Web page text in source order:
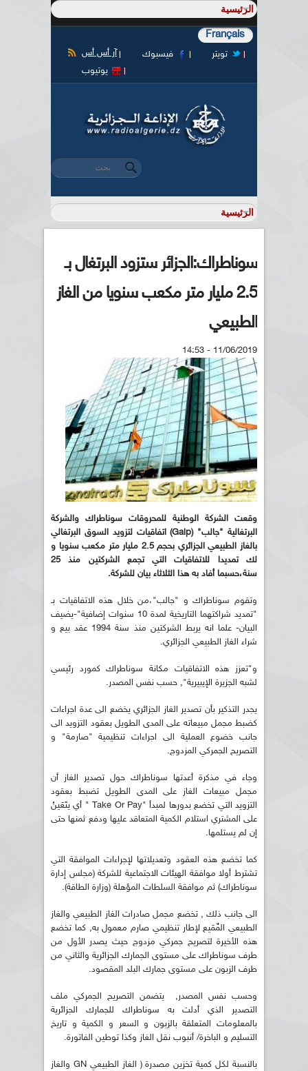
Français
آر أس أس فيسبوك
تويتر
يوتيوب
استمارة البحث
‏بحث ‏
سوناطراك:الجزائر ستزود البرتغال بـ
2.5 مليار متر مكعب سنويا من الغاز
الطبيعي
11/06/2019 - 14:53
وقعت الشركة الوطنية للمحروقات سوناطراك والشركة
البرتغالية "جالب" (Galp) اتفاقيات لتزويد السوق البرتغالي
بالغاز الطبيعي الجزائري بحجم 2.5 مليار متر مكعب سنويا و
لك تمديدا للاتفاقيات التي تجمع الشركتين منذ 25
سنة،حسبما أفاد به هذا الثلاثاء بيان للشركة.
وتقوم سوناطراك و "جالب"،من خلال هذه الاتفاقيات بـ
"تمديد شراكتهما التاريخية لمدة 10 سنوات إضافية"-يضيف
البيان- علما انه يربط الشركتين منذ سنة 1994 عقد بيع و
شراء الغاز الطبيعي الجزائري.
و"تعزز هذه الاتفاقيات مكانة سوناطراك كمورد رئيسي
لشبه الجزيرة الإيبيرية", حسب نفس المصدر.
يجدر التذكير بأن تصدير الغاز الجزائري يخضع الى عدة اجراءات
كضبط مجمل مبيعاته على المدى الطويل بعقود التزويد الى
جانب خضوع العملية الى اجراءات تنظيمية "صارمة" و
التصريح الجمركي المزدوج.
وجاء في مذكرة أعدتها سوناطراك حول تصدير الغاز أن
مجمل مبيعات الغاز على المدى الطويل تضبط بعقود
التزويد التي تخضع بدورها لمبدأ "Take Or Pay " أي يتَعَينُ
على المشتري استلام الكمية المتعاقد عليها ودفع ثمنها حتى
إن لم يستلمها.
كما تخضع هذه العقود وتعديلاتها لإجراءات الموافقة التي
تشترط أولا موافقة الهيئات الاجتماعية للشركة (مجلس إدارة
سوناطراك) ثم موافقة السلطات المؤهلة (وزارة الطاقة).
الى جانب ذلك , تخضع مجمل صادرات الغاز الطبيعي والغاز
الطبيعي المٌمَيع لإطار تنظيمي صارم معمول به, كما تخضع
هذه الأخيرة لتصريح جمركي مزدوج حيث يصدر الأول من
طرف سوناطراك على مستوى الجمارك الجزائرية والثاني من
طرف الزبون على مستوى جمارك البلد المقصود.
وحسب نفس المصدر, يتضمن التصريح الجمركي ملف
التصدير الذي أدلت به سوناطراك للجمارك الجزائرية
بالمعلومات المتعلقة بالزبون و السعر و الكمية و تاريخ
التسليم و الباخرة/ أنبوب نقل الغاز وكذا توطين الفاتورة.
بالنسبة لكل كمية تخزين مصدرة ( الغاز الطبيعي GN والغاز